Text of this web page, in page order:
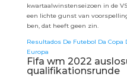
kwartaalwinstenseizoen in de
een lichte gunst van
ben, dat heeft geen zin.
Resultados De Futebol Da Copa
Europa
Fifa wm 2022
qualifikationsrunde